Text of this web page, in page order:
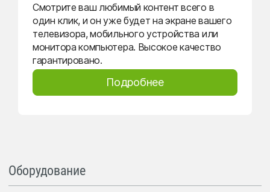
Смотрите ваш любимый контент всего в
один клик, и он уже будет на экране вашего
телевизора, мобильного устройства или
монитора компьютера. Высокое качество
гарантировано.
Подробнее
Оборудование